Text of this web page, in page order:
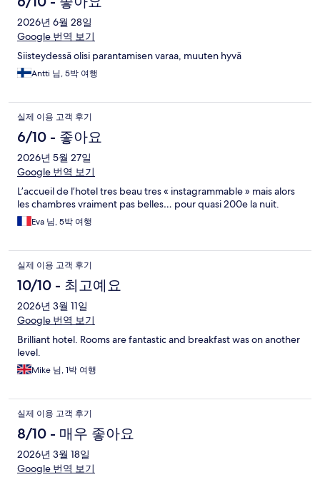
2026년 6월 28일
Google 번역 보기
Siisteydessä olisi parantamisen varaa, muuten hyvä
Antti 님, 5박 여행
실제 이용 고객 후기
6/10 - 좋아요
2026년 5월 27일
Google 번역 보기
L’accueil de l’hotel tres beau tres « instagrammable » mais alors
les chambres vraiment pas belles… pour quasi 200e la nuit.
Eva 님, 5박 여행
실제 이용 고객 후기
10/10 - 최고예요
2026년 3월 11일
Google 번역 보기
Brilliant hotel. Rooms are fantastic and breakfast was on another
level.
Mike 님, 1박 여행
실제 이용 고객 후기
8/10 - 매우 좋아요
2026년 3월 18일
Google 번역 보기